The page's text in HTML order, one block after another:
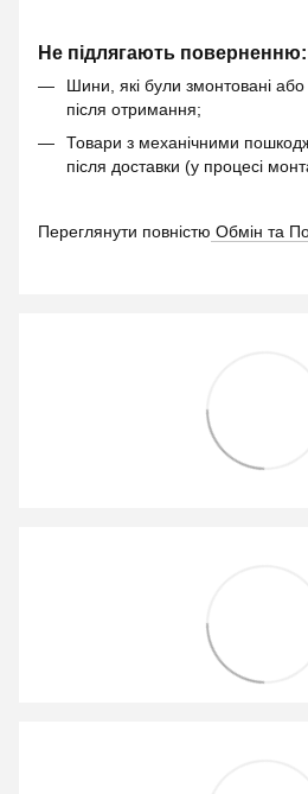
Не підлягають поверненню:
Шини, які були змонтовані
після отримання;
Товари з механічними
після доставки (у процесі
Переглянути повністю Обмін та